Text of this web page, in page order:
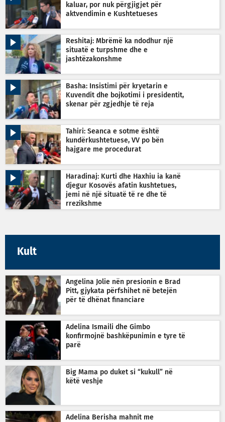
kaluar, por nuk përgjigjet për
aktvendimin e Kushtetueses
Reshitaj: Mbrëmë ka ndodhur një
situatë e turpshme dhe e
jashtëzakonshme
Basha: Insistimi për kryetarin e
Kuvendit dhe bojkotimi i presidentit,
skenar për zgjedhje të reja
Tahiri: Seanca e sotme është
kundërkushtetuese, VV po bën
hajgare me procedurat
Haradinaj: Kurti dhe Haxhiu ia kanë
djegur Kosovës afatin kushtetues,
jemi në një situatë të re dhe të
rrezikshme
Kult
Angelina Jolie nën presionin e Brad
Pitt, gjykata përfshihet në betejën
për të dhënat financiare
Adelina Ismaili dhe Gimbo
konfirmojnë bashkëpunimin e tyre të
parë
Big Mama po duket si “kukull” në
këtë veshje
Adelina Berisha mahnit me